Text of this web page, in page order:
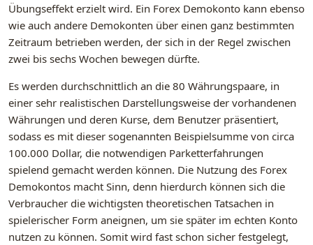
Übungseffekt erzielt wird. Ein Forex Demokonto kann ebenso
wie auch andere Demokonten über einen ganz bestimmten
Zeitraum betrieben werden, der sich in der Regel zwischen
zwei bis sechs Wochen bewegen dürfte.
Es werden durchschnittlich an die 80 Währungspaare, in
einer sehr realistischen Darstellungsweise der vorhandenen
Währungen und deren Kurse, dem Benutzer präsentiert,
sodass es mit dieser sogenannten Beispielsumme von circa
100.000 Dollar, die notwendigen Parketterfahrungen
spielend gemacht werden können. Die Nutzung des Forex
Demokontos macht Sinn, denn hierdurch können sich die
Verbraucher die wichtigsten theoretischen Tatsachen in
spielerischer Form aneignen, um sie später im echten Konto
nutzen zu können. Somit wird fast schon sicher festgelegt,